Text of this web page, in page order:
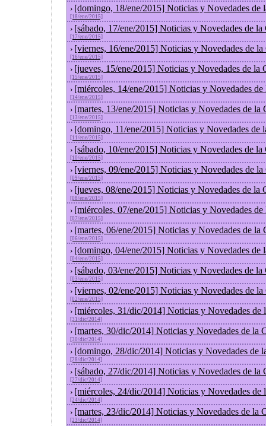
› [domingo, 18/ene/2015] Noticias y Novedades de
[18/ene/2015]
› [sábado, 17/ene/2015] Noticias y Novedades de la
[17/ene/2015]
› [viernes, 16/ene/2015] Noticias y Novedades de
[16/ene/2015]
› [jueves, 15/ene/2015] Noticias y Novedades de la
[15/ene/2015]
› [miércoles, 14/ene/2015] Noticias y Novedades
[14/ene/2015]
› [martes, 13/ene/2015] Noticias y Novedades de la
[13/ene/2015]
› [domingo, 11/ene/2015] Noticias y Novedades de
[11/ene/2015]
› [sábado, 10/ene/2015] Noticias y Novedades de la
[10/ene/2015]
› [viernes, 09/ene/2015] Noticias y Novedades de
[09/ene/2015]
› [jueves, 08/ene/2015] Noticias y Novedades de la
[08/ene/2015]
› [miércoles, 07/ene/2015] Noticias y Novedades
[07/ene/2015]
› [martes, 06/ene/2015] Noticias y Novedades de la
[06/ene/2015]
› [domingo, 04/ene/2015] Noticias y Novedades de
[04/ene/2015]
› [sábado, 03/ene/2015] Noticias y Novedades de la
[03/ene/2015]
› [viernes, 02/ene/2015] Noticias y Novedades de
[02/ene/2015]
› [miércoles, 31/dic/2014] Noticias y Novedades de
[31/dic/2014]
› [martes, 30/dic/2014] Noticias y Novedades de la
[30/dic/2014]
› [domingo, 28/dic/2014] Noticias y Novedades de
[28/dic/2014]
› [sábado, 27/dic/2014] Noticias y Novedades de la
[27/dic/2014]
› [miércoles, 24/dic/2014] Noticias y Novedades de
[24/dic/2014]
› [martes, 23/dic/2014] Noticias y Novedades de la
[23/dic/2014]